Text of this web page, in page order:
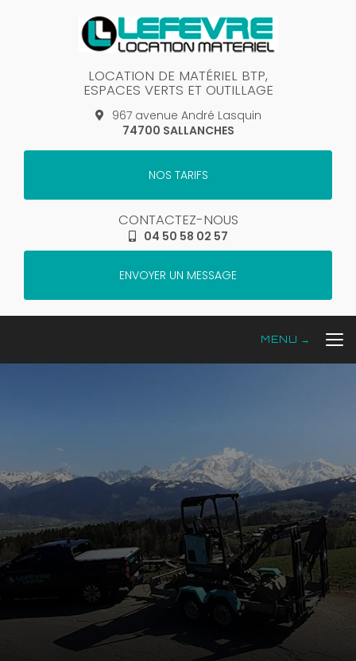
LOCATION DE MATÉRIEL BTP,
ESPACES VERTS ET OUTILLAGE
967 avenue André Lasquin
74700 SALLANCHES
NOS TARIFS
CONTACTEZ-NOUS
04 50 58 02 57
ENVOYER UN MESSAGE